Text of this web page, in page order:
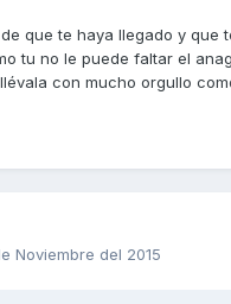
que te haya llegado y que
tu no le puede faltar el
con mucho orgullo
Noviembre del 2015